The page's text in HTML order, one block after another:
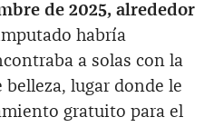
de 2025, alrededor
habría
a solas con la
lugar donde le
gratuito para el